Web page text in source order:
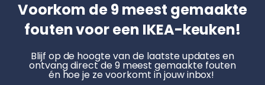
Contact
Langs komen? Graag even een afspraak maken. Dan
hebben wij alle tijd voor je.
Boek een online afspraak
Voorkom de 9 meest gemaakte
fouten voor een IKEA-keuken!
Blijf op de hoogte van de laatste updates en
ontvang direct de 9 meest gemaakte fouten
én hoe je ze voorkomt in jouw inbox!